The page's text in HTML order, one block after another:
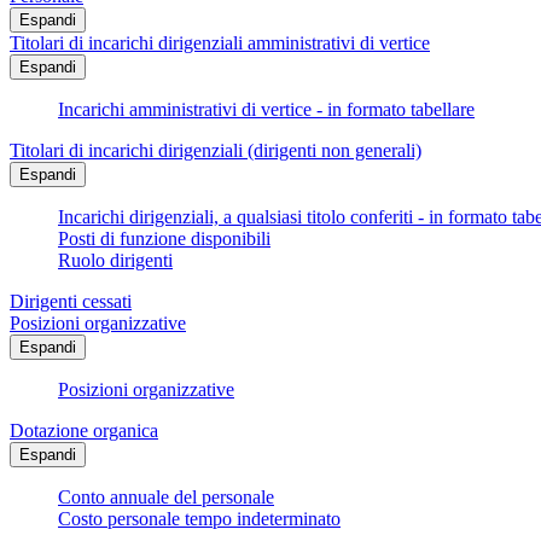
Espandi
Titolari di incarichi dirigenziali amministrativi di vertice
Espandi
Incarichi amministrativi di vertice - in formato tabellare
Titolari di incarichi dirigenziali (dirigenti non generali)
Espandi
Incarichi dirigenziali, a qualsiasi titolo conferiti - in formato
Posti di funzione disponibili
Ruolo dirigenti
Dirigenti cessati
Posizioni organizzative
Espandi
Posizioni organizzative
Dotazione organica
Espandi
Conto annuale del personale
Costo personale tempo indeterminato